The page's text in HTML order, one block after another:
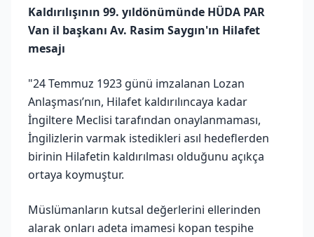
Kaldırılışının 99. yıldönümünde HÜDA PAR
Van il başkanı Av. Rasim Saygın'ın Hilafet
mesajı
"24 Temmuz 1923 günü imzalanan Lozan
Anlaşması’nın, Hilafet kaldırılıncaya kadar
İngiltere Meclisi tarafından onaylanmaması,
İngilizlerin varmak istedikleri asıl hedeflerden
birinin Hilafetin kaldırılması olduğunu açıkça
ortaya koymuştur.
Müslümanların kutsal değerlerini ellerinden
alarak onları adeta imamesi kopan tespihe